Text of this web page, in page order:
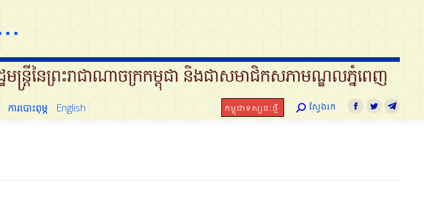
ការបោះពុម្ភ English កម្ពុជាទស្សនៈថ្មី Search:
ស្វែងរក Facebook
Twitter